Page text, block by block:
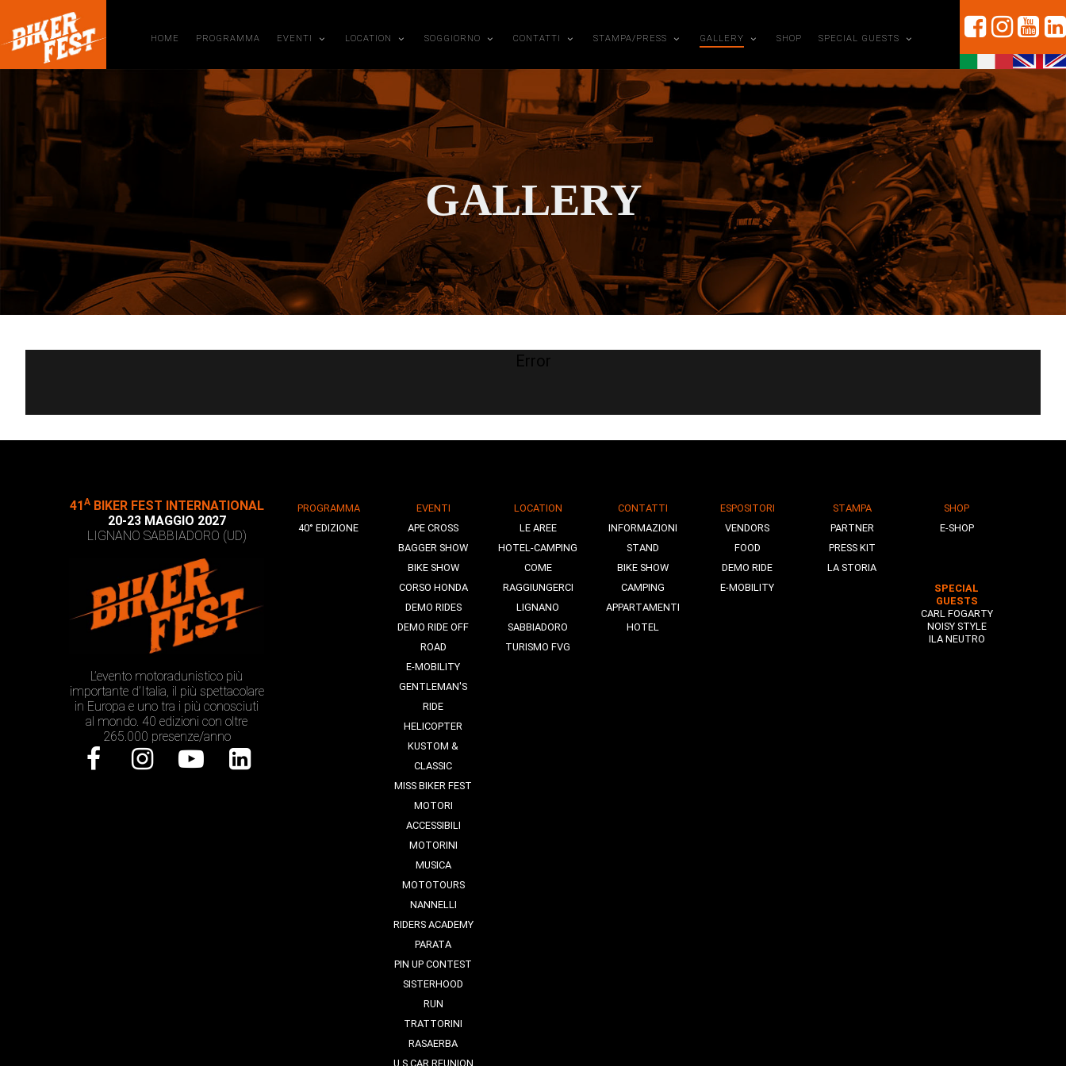
HOME PROGRAMMA EVENTI LOCATION SOGGIORNO CONTATTI STAMPA/PRESS GALLERY SHOP SPECIAL GUESTS
GALLERY
Error
41 ABIKER FEST INTERNATIONAL
20-23 MAGGIO 2027
LIGNANO SABBIADORO (UD)
L’evento motoradunistico più
importante d’Italia, il più spettacolare
in Europa e uno tra i più conosciuti
al mondo. 40 edizioni con oltre
265.000 presenze/anno
PROGRAMMA
40° EDIZIONE
EVENTI
APE CROSS
BAGGER SHOW
BIKE SHOW
CORSO HONDA
DEMO RIDES
DEMO RIDE OFF
ROAD
E-MOBILITY
GENTLEMAN'S
RIDE
HELICOPTER
KUSTOM &
CLASSIC
MISS BIKER FEST
MOTORI
ACCESSIBILI
MOTORINI
MUSICA
MOTOTOURS
NANNELLI
RIDERS ACADEMY
PARATA
PIN UP CONTEST
SISTERHOOD
RUN
TRATTORINI
RASAERBA
U.S CAR REUNION
LOCATION
LE AREE
HOTEL-CAMPING
COME
RAGGIUNGERCI
LIGNANO
SABBIADORO
TURISMO FVG
CONTATTI
INFORMAZIONI
STAND
BIKE SHOW
CAMPING
APPARTAMENTI
HOTEL
ESPOSITORI
VENDORS
FOOD
DEMO RIDE
E-MOBILITY
STAMPA
PARTNER
PRESS KIT
LA STORIA
SHOP
E-SHOP
SPECIAL
GUESTS
CARL FOGARTY
NOISY STYLE
ILA NEUTRO